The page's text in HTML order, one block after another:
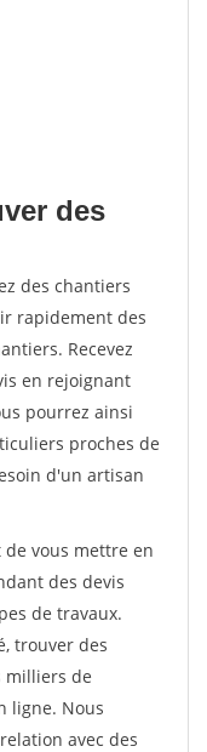
des
des chantiers
rapidement des
Recevez
en rejoignant
pourrez ainsi
proches de
d'un artisan
vous mettre en
des devis
de travaux.
trouver des
milliers de
ligne. Nous
avec des